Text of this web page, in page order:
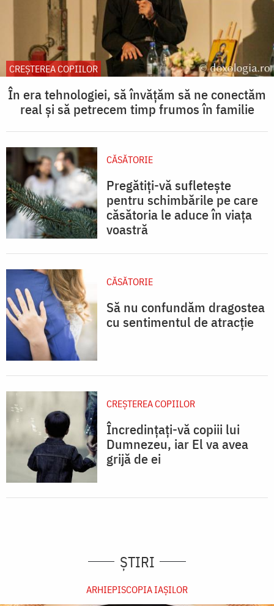
CREŞTEREA COPIILOR
În era tehnologiei, să învățăm să ne conectăm
real și să petrecem timp frumos în familie
CĂSĂTORIE
Pregătiți-vă sufletește
pentru schimbările pe care
căsătoria le aduce în viața
voastră
CĂSĂTORIE
Să nu confundăm dragostea
cu sentimentul de atracție
CREŞTEREA COPIILOR
Încredințați-vă copiii lui
Dumnezeu, iar El va avea
grijă de ei
ȘTIRI
ARHIEPISCOPIA IAŞILOR